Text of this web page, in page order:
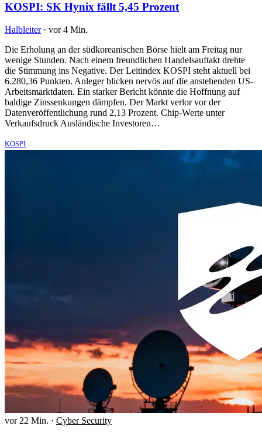
KOSPI: SK Hynix fällt 5,45 Prozent
Halbleiter · vor 4 Min.
Die Erholung an der südkoreanischen Börse hielt am Freitag nur
wenige Stunden. Nach einem freundlichen Handelsauftakt drehte
die Stimmung ins Negative. Der Leitindex KOSPI steht aktuell bei
6.280,36 Punkten. Anleger blicken nervös auf die anstehenden US-
Arbeitsmarktdaten. Ein starker Bericht könnte die Hoffnung auf
baldige Zinssenkungen dämpfen. Der Markt verlor vor der
Datenveröffentlichung rund 2,13 Prozent. Chip-Werte unter
Verkaufsdruck Ausländische Investoren…
KOSPI
vor 22 Min. · Cyber Security